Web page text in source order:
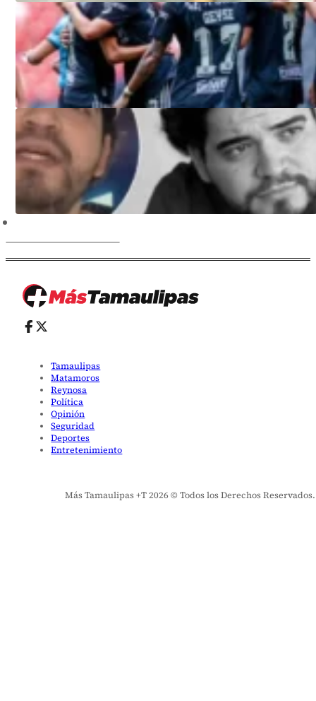
Tamaulipas
Matamoros
Reynosa
Política
Opinión
Seguridad
Deportes
Entretenimiento
Más Tamaulipas +T 2026 © Todos los Derechos